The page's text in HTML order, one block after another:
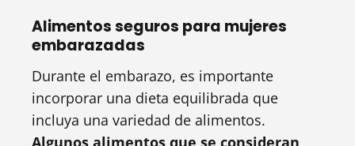
Alimentos seguros para mujeres
embarazadas
Durante el embarazo, es importante
incorporar una dieta equilibrada que
incluya una variedad de alimentos.
Algunos alimentos que se consideran